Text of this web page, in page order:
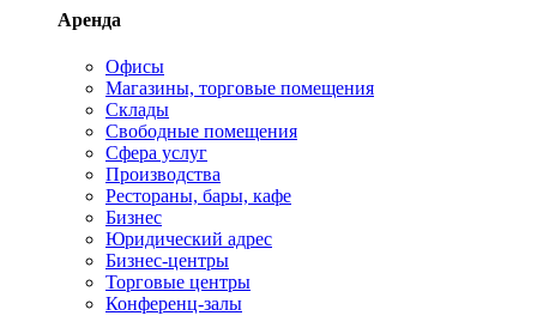
Аренда
Офисы
Магазины, торговые помещения
Склады
Свободные помещения
Сфера услуг
Производства
Рестораны, бары, кафе
Бизнес
Юридический адрес
Бизнес-центры
Торговые центры
Конференц-залы